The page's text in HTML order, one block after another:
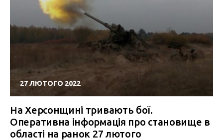
27 ЛЮТОГО 2022
На Херсонщині тривають бої.
Оперативна інформація про становище в
області на ранок 27 лютого